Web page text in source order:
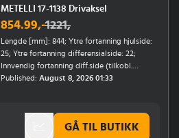
METELLI 17-1138 Drivaksel
854.99,-1221,
Lengde [mm]: 844; Ytre fortanning hjulside:
25; Ytre fortanning differensialside: 22;
Innvendig fortanning diff.side (tilkobl.
mellomaksel): 21; Diameter 1 [mm]: 79;
fra: 09/2012; Girtype: Manuel girkasse
Published: August 8, 2026 01:33
GÅ TIL BUTIKK